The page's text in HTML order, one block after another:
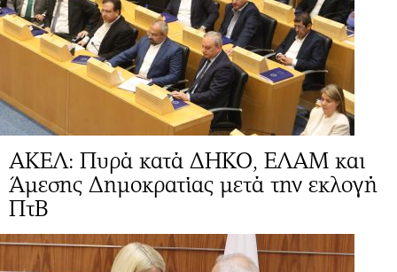
ΑΚΕΛ: Πυρά κατά ΔΗΚΟ, ΕΛΑΜ και
Άμεσης Δημοκρατίας μετά την εκλογή
ΠτΒ